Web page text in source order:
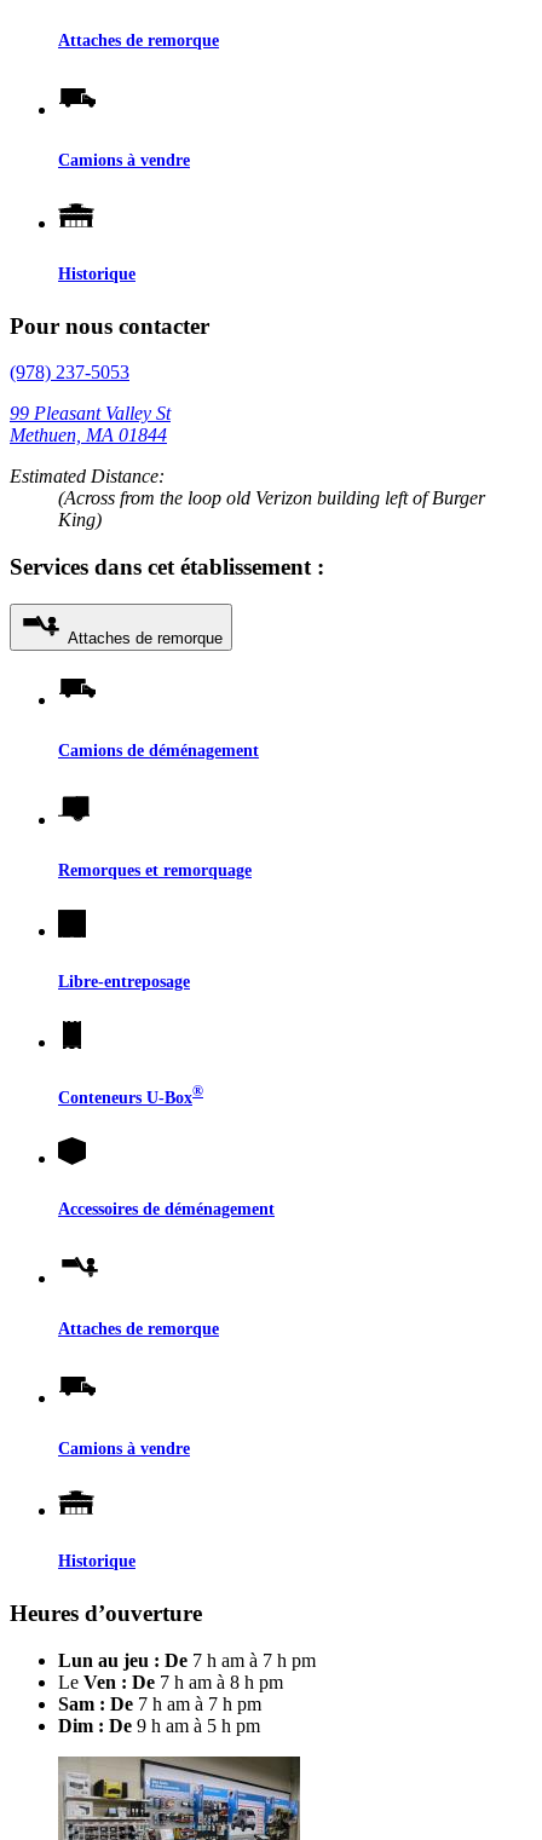
Attaches de remorque
Camions à vendre
Historique
Pour nous contacter
(978) 237-5053
99 Pleasant Valley St
Methuen, MA 01844
Estimated Distance:
(Across from the loop old Verizon building left of Burger
King)
Services dans cet établissement :
Attaches de remorque
Camions de déménagement
Remorques et remorquage
Libre-entreposage
Conteneurs U-Box®
Accessoires de déménagement
Attaches de remorque
Camions à vendre
Historique
Heures d’ouverture
Lun au jeu : De 7 h am à 7 h pm
Le Ven : De 7 h am à 8 h pm
Sam : De 7 h am à 7 h pm
Dim : De 9 h am à 5 h pm